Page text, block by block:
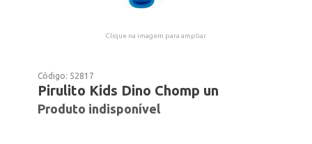
Clique na imagem para ampliar.
Código: 52817
Pirulito Kids Dino Chomp un
Produto indisponível